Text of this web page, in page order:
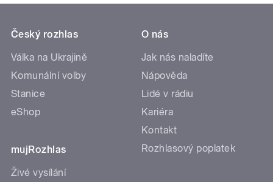
Český rozhlas
Válka na Ukrajině
Komunální volby
Stanice
eShop
mujRozhlas
Živé vysílání
O nás
Jak nás naladíte
Nápověda
Lidé v rádiu
Kariéra
Kontakt
Rozhlasový poplatek